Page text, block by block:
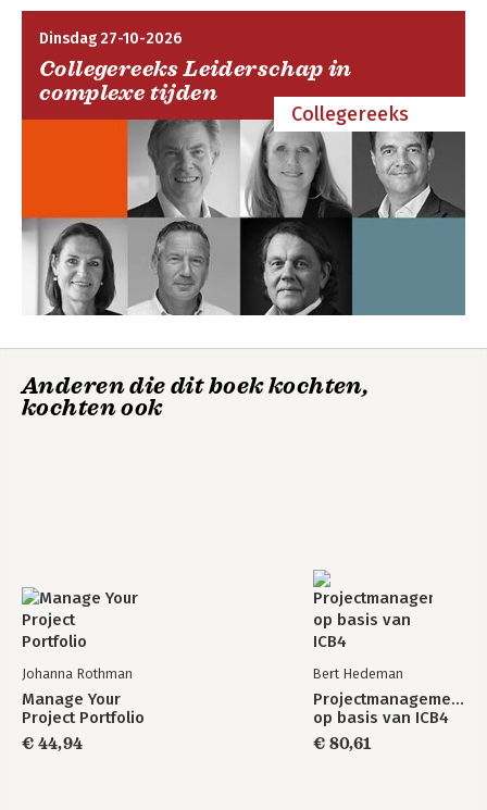
Dinsdag 27-10-2026
Collegereeks Leiderschap in
complexe tijden
Collegereeks
Anderen die dit boek kochten,
kochten ook
Johanna Rothman
Manage Your
Project Portfolio
€ 44,94
Bert Hedeman
Projectmanagement
op basis van ICB4
€ 80,61